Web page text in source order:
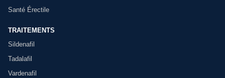
Santé Érectile
TRAITEMENTS
Sildenafil
Tadalafil
Vardenafil